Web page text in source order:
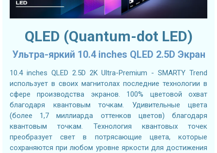
QLED (Quantum-dot LED)
Ультра-яркий 10.4 inches QLED 2.5D Экран
10.4 inches QLED 2.5D 2K Ultra-Premium - SMARTY Trend
использует в своих магнитолах последние технологии в
сфере производства экранов. 100% цветовой охват
благодаря квантовым точкам. Удивительные цвета
(более 1,7 миллиарда оттенков цветов) благодаря
квантовым точкам. Технология квантовых точек
преобразует свет в потрясающие цвета, которые
сохраняются при любом уровне яркости для достижения